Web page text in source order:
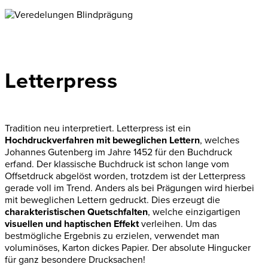
Letterpress
Tradition neu interpretiert. Letterpress ist ein
Hochdruckverfahren mit beweglichen Lettern, welches
Johannes Gutenberg im Jahre 1452 für den Buchdruck
erfand. Der klassische Buchdruck ist schon lange vom
Offsetdruck abgelöst worden, trotzdem ist der Letterpress
gerade voll im Trend. Anders als bei Prägungen wird hierbei
mit beweglichen Lettern gedruckt. Dies erzeugt die
charakteristischen Quetschfalten, welche einzigartigen
visuellen und haptischen Effektverleihen. Um das
bestmögliche Ergebnis zu erzielen, verwendet man
voluminöses, Karton dickes Papier. Der absolute Hingucker
für ganz besondere Drucksachen!